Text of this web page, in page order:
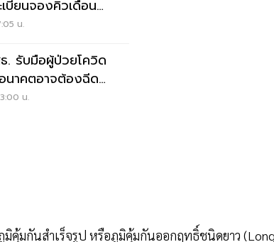
บียนจองคิวเดือน
น.
. รับมือผู้ป่วยโควิด
นาคตอาจต้องฉีด
น.
มิคุ้มกันสำเร็จรูป หรือภูมิคุ้มกันออกฤทธิ์ชนิดยาว